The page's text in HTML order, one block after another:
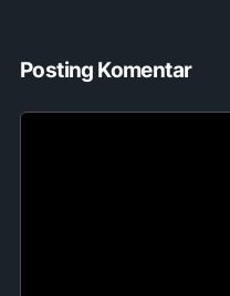
Posting Komentar